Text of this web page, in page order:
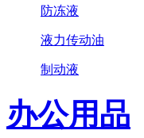
防冻液
液力传动油
制动液
办公用品